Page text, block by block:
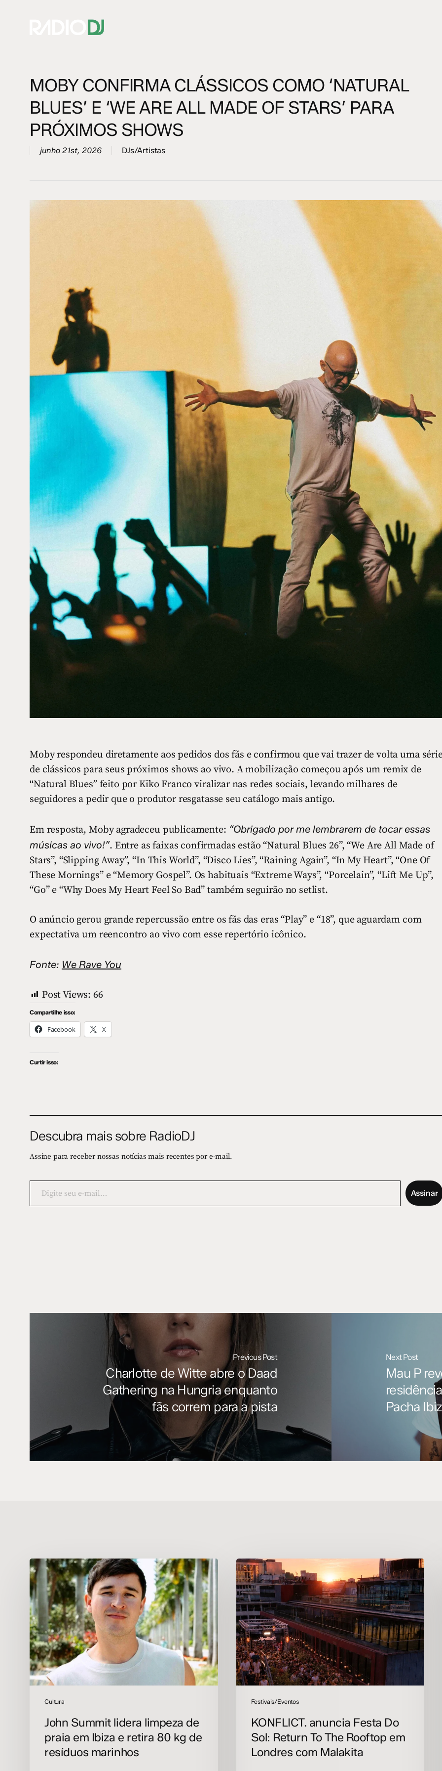
Hit enter to search or ESC to close
MOBY CONFIRMA CLÁSSICOS COMO ‘NATURAL
BLUES’ E ‘WE ARE ALL MADE OF STARS’ PARA
PRÓXIMOS SHOWS
junho 21st, 2026 DJs/Artistas
Moby respondeu diretamente aos pedidos dos fãs e confirmou que vai trazer de volta uma
de clássicos para seus próximos shows ao vivo. A mobilização começou após um remix de
“Natural Blues” feito por Kiko Franco viralizar nas redes sociais, levando milhares de
seguidores a pedir que o produtor resgatasse seu catálogo mais antigo.
Em resposta, Moby agradeceu publicamente: “Obrigado por me lembrarem de tocar essas
músicas ao vivo!”. Entre as faixas confirmadas estão “Natural Blues 26”, “We Are All Made of
Stars”, “Slipping Away”, “In This World”, “Disco Lies”, “Raining Again”, “In My Heart”, “One Of
These Mornings” e “Memory Gospel”. Os habituais “Extreme Ways”, “Porcelain”, “Lift Me Up”,
“Go” e “Why Does My Heart Feel So Bad” também seguirão no setlist.
O anúncio gerou grande repercussão entre os fãs das eras “Play” e “18”, que aguardam com
expectativa um reencontro ao vivo com esse repertório icônico.
Fonte: We Rave You
Post Views: 66
Compartilhe isso:
Facebook X
Curtir isso:
Descubra mais sobre RadioDJ
Assine para receber nossas notícias mais recentes por e-mail.
Digite
Assinar
Previous Post
Charlotte de Witte abre o Daad
Gathering na Hungria enquanto
fãs correm para a pista
Next Post
Mau P
Pacha
Cultura
John
Summit
lidera
limpeza
de
praia
em
Ibiza
e
retira
80
marinhos
John Summit lidera limpeza de
praia em Ibiza e retira 80 kg de
resíduos marinhos
Festivais/Eventos
KONFLICT.
anuncia
Festa
Do
Sol:
Return
To
The
Rooftop
em
Londres
Malakita
KONFLICT. anuncia Festa Do
Sol: Return To The Rooftop em
Londres com Malakita